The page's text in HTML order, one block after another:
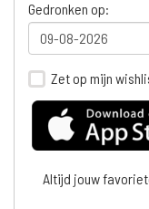
Gedronken op:
Zet op mijn
Altijd jouw